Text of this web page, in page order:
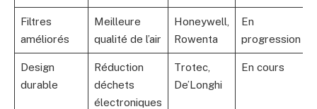
Filtres
améliorés
Meilleure
qualité de l’air
Honeywell,
Rowenta
En
progression
Design
durable
Réduction
déchets
électroniques
Trotec,
De’Longhi
En cours